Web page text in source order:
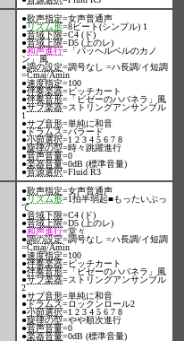
●歌声指定=女声普通声
●リズム形=8ビート(シンプル) 1
●音域下限=C4 (ド)
●音域上限=D5 (上のレ)
●和声進行=「パッヘルベルのカノ
ン」風
●調の設定=調号なし =ハ長調/イ短調
=Cmaj/Amin
●速度指定=100
●伴奏楽器=ピッチカート
●伴奏音形=「ビゼーのハバネラ」風
●サブ楽器=ストリングアンサンブル
1
●サブ音形=単純に和音
●ドラムス=バラード
●小節選択=1 2 3 4 5 6 7 8
●旋律の型=時々跳躍進行
●音声音量=0
●楽器音量=0dB (標準音量)
●音源選択=Fluid R3
●歌声指定=女声普通声
●リズム形=1拍半弱起■もったいぶっ
て
●音域下限=C4 (ド)
●音域上限=D5 (上のレ)
●和声進行=堂々
●調の設定=調号なし =ハ長調/イ短調
=Cmaj/Amin
●速度指定=100
●伴奏楽器=ピッチカート
●伴奏音形=「ビゼーのハバネラ」風
●サブ楽器=ストリングアンサンブル
2
●サブ音形=単純に和音
●ドラムス=ロックンロール2
●小節選択=1 2 3 4 5 6 7 8
●旋律の型=やや順次進行
●音声音量=0
●楽器音量=0dB (標準音量)